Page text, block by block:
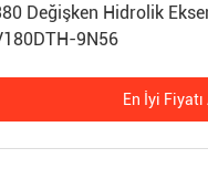
Değişken Hidrolik
9N56
En İyi Fiyatı